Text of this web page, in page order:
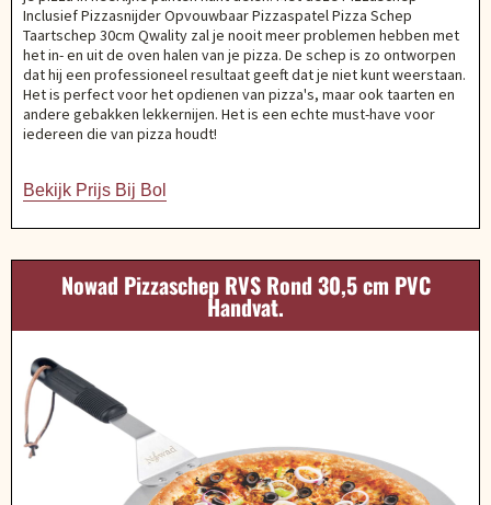
Inclusief Pizzasnijder Opvouwbaar Pizzaspatel Pizza Schep
Taartschep 30cm Qwality zal je nooit meer problemen hebben met
het in- en uit de oven halen van je pizza. De schep is zo ontworpen
dat hij een professioneel resultaat geeft dat je niet kunt weerstaan.
Het is perfect voor het opdienen van pizza's, maar ook taarten en
andere gebakken lekkernijen. Het is een echte must-have voor
iedereen die van pizza houdt!
Bekijk Prijs Bij Bol
Nowad Pizzaschep RVS Rond 30,5 cm PVC
Handvat.